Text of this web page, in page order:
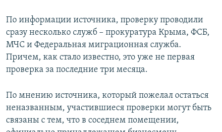
По информации источника, проверку проводили
сразу несколько служб – прокуратура Крыма, ФСБ,
МЧС и Федеральная миграционная служба.
Причем, как стало известно, это уже не первая
проверка за последние три месяца.
По мнению источника, который пожелал остаться
неназванным, участившиеся проверки могут быть
связаны с тем, что в соседнем помещении,